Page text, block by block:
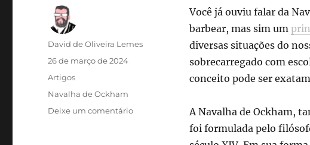
Você já ouviu falar da
barbear, mas sim um
diversas situações do
sobrecarregado com
conceito pode ser
A Navalha de Ockham,
foi formulada pelo
Autor
David de Oliveira Lemes
Publicado
em
26 de março de 2024
Categorias
Artigos
Tags
Navalha de Ockham
Deixe um comentárioem